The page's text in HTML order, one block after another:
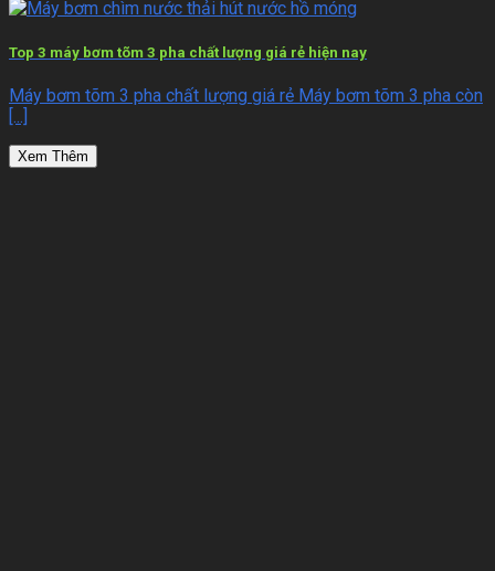
Top 3 máy bơm tõm 3 pha chất lượng giá rẻ hiện nay
Máy bơm tõm 3 pha chất lượng giá rẻ Máy bơm tõm 3 pha còn
[...]
Xem Thêm